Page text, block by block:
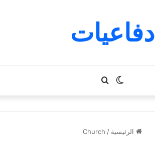
دفاعيات
بحث
عن
الوضع
المظلم
الرئيسية /
Church